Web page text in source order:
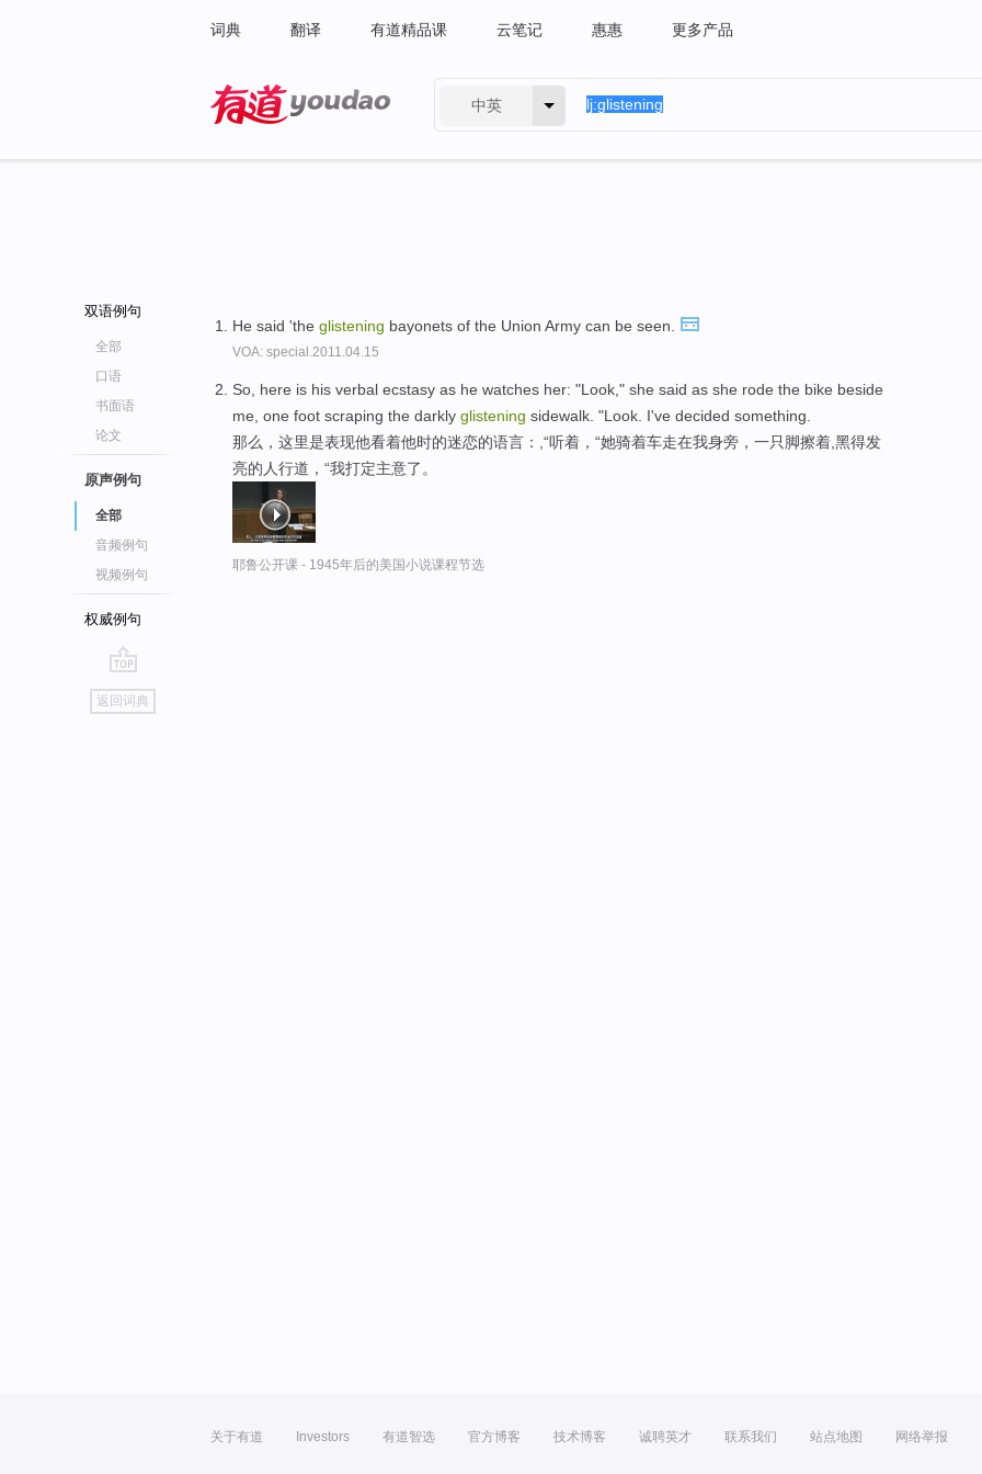
词典 翻译 有道精品课 云笔记 惠惠 更多产品
中英
双语例句
全部
口语
书面语
论文
原声例句
全部
音频例句
视频例句
权威例句
go
top
返回词典
He said 'the glistening bayonets of the Union Army can be seen.
VOA: special.2011.04.15
So, here is his verbal ecstasy as he watches her: "Look," she said as she rode the bike beside
me, one foot scraping the darkly glistening sidewalk. "Look. I've decided something.
那么，这里是表现他看着他时的迷恋的语言：,“听着，“她骑着车走在我身旁，一只脚擦着,黑得发
亮的人行道，“我打定主意了。
耶鲁公开课 - 1945年后的美国小说课程节选
关于有道 Investors 有道智选 官方博客 技术博客 诚聘英才 联系我们 站点地图 网络举报